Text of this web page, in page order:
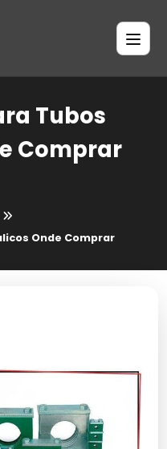
Tubos
Comprar
Onde Comprar